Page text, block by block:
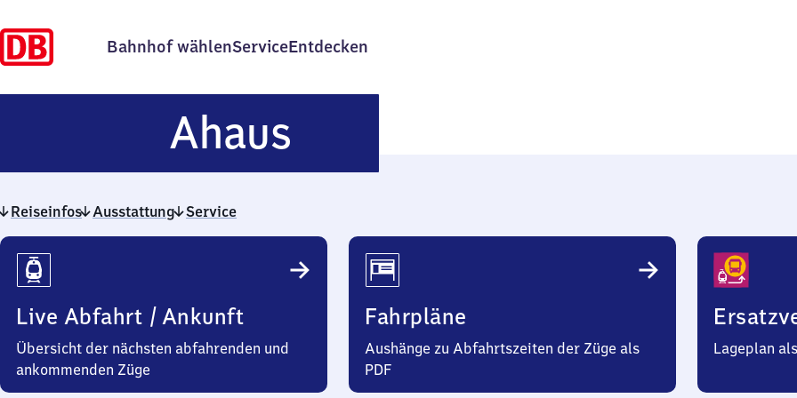
Bahnhof wählenServiceEntdecken
Ahaus
Reiseinfos Ausstattung Service
Reiseinfos
Live Abfahrt / Ankunft
Übersicht der nächsten abfahrenden und
ankommenden Züge
Fahrpläne
Aushänge zu Abfahrtszeiten der Züge als
PDF
Lageplan